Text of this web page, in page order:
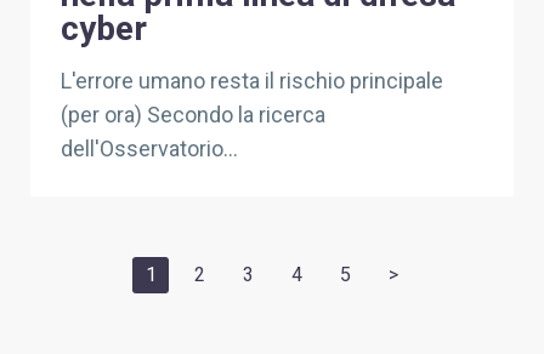
cyber
L'errore umano resta il rischio principale
(per ora) Secondo la ricerca
dell'Osservatorio...
1 2 3 4 5 >